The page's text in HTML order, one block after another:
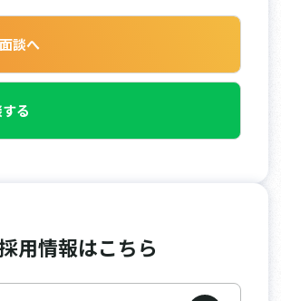
談へ
る
用情報はこちら